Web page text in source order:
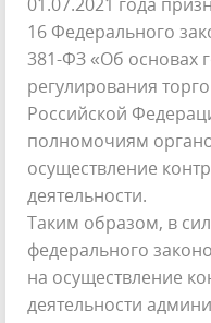
16 Федерального
381-ФЗ «Об основах
регулирования
Российской
полномочиям
осуществление
деятельности.
Таким образом, в
федерального
на осуществление
деятельности